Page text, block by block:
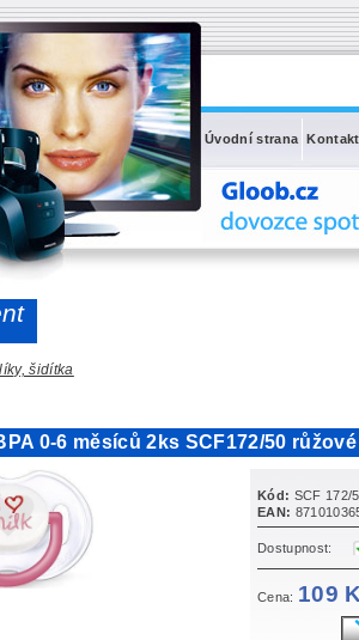
Úvodní strana Kontakt
šidítka
0-6 měsíců 2ks SCF172/50 růžové
Kód: SCF 172/
EAN:
Dostupnost:
Cena: 109